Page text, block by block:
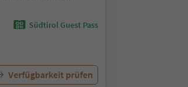
Südtirol Guest Pass
Verfügbarkeit prüfen